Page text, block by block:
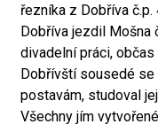
řezníka z Dobříva
Dobříva jezdil Mošna
divadelní práci,
Dobřívští sousedé
postavám, studoval
Všechny jím